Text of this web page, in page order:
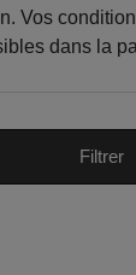
Vos
dans la
Filtrer